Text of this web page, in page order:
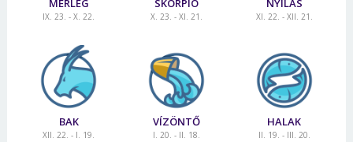
MÉRLEG
IX. 23. - X. 22.
SKORPIÓ
X. 23. - XI. 21.
NYILAS
XI. 22. - XII. 21.
BAK
XII. 22. - I. 19.
VÍZÖNTŐ
I. 20. - II. 18.
HALAK
II. 19. - III. 20.